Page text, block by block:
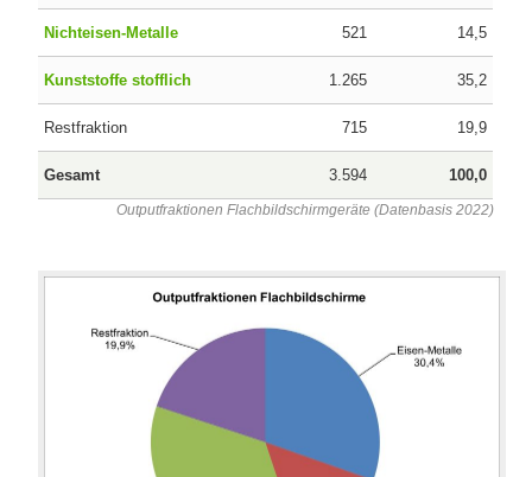
Nichteisen-Metalle 521 14,5
Kunststoffe stofflich 1.265 35,2
Restfraktion 715 19,9
Gesamt 3.594 100,0
Outputfraktionen Flachbildschirmgeräte (Datenbasis 2022)